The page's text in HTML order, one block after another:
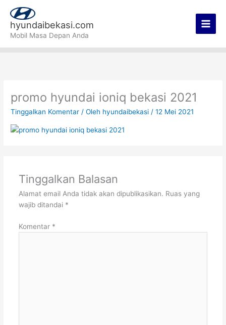
kontenhyundaibekasi.com
Mobil Masa Depan Anda
promo hyundai ioniq bekasi 2021
Tinggalkan Komentar / Oleh hyundaibekasi /12 Mei 2021
Tinggalkan Balasan
Alamat email Anda tidak akan dipublikasikan. Ruas yang
wajib ditandai *
Komentar *